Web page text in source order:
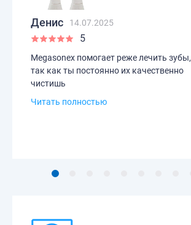
Денис 14.07.2025
5
Megasonex помогает реже лечить зубы,
так как ты постоянно их качественно
чистишь
Читать полностью